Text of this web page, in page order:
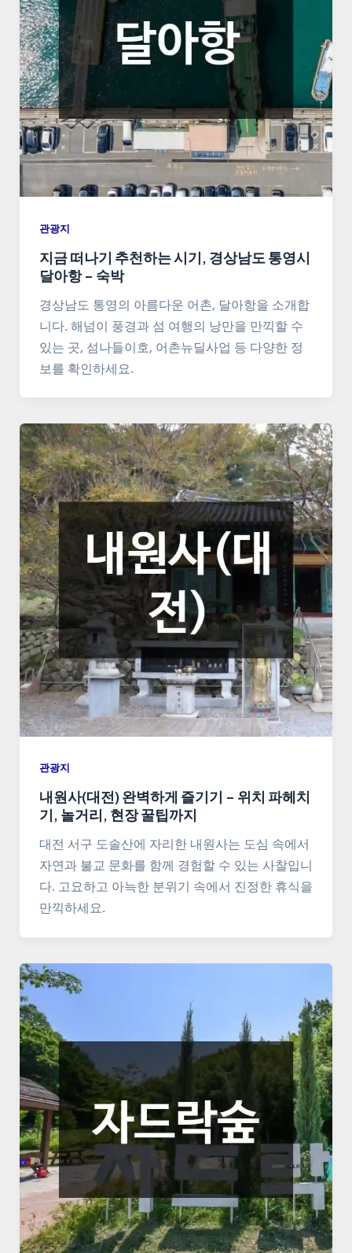
관광지
지금 떠나기 추천하는 시기, 경상남도 통영시
달아항 – 숙박
경상남도 통영의 아름다운 어촌, 달아항을 소개합
니다. 해넘이 풍경과 섬 여행의 낭만을 만끽할 수
있는 곳, 섬나들이호, 어촌뉴딜사업 등 다양한 정
보를 확인하세요.
관광지
내원사(대전) 완벽하게 즐기기 – 위치 파헤치
기, 놀거리, 현장 꿀팁까지
대전 서구 도솔산에 자리한 내원사는 도심 속에서
자연과 불교 문화를 함께 경험할 수 있는 사찰입니
다. 고요하고 아늑한 분위기 속에서 진정한 휴식을
만끽하세요.